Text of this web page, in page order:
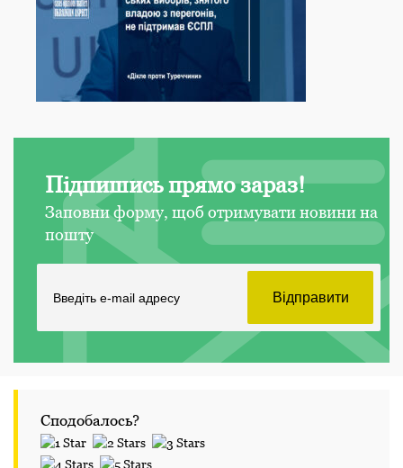
Підпишись прямо зараз!
Заповни форму, щоб отримувати новини на
пошту
Сподобалось?